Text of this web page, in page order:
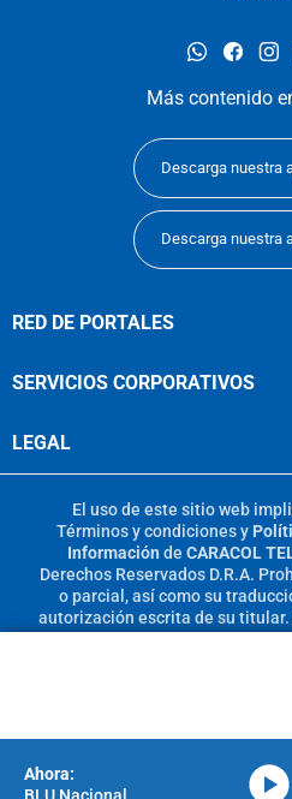
whatsapp
Más contenido
Descarga nuestra
Descarga nuestra
RED DE PORTALES
SERVICIOS CORPORATIVOS
LEGAL
El uso de este sitio web
Términos y condicionesy
Información de CARACOL
Derechos Reservados D.R.A.
o parcial, así como su
autorización escrita de su
BLU Nacional